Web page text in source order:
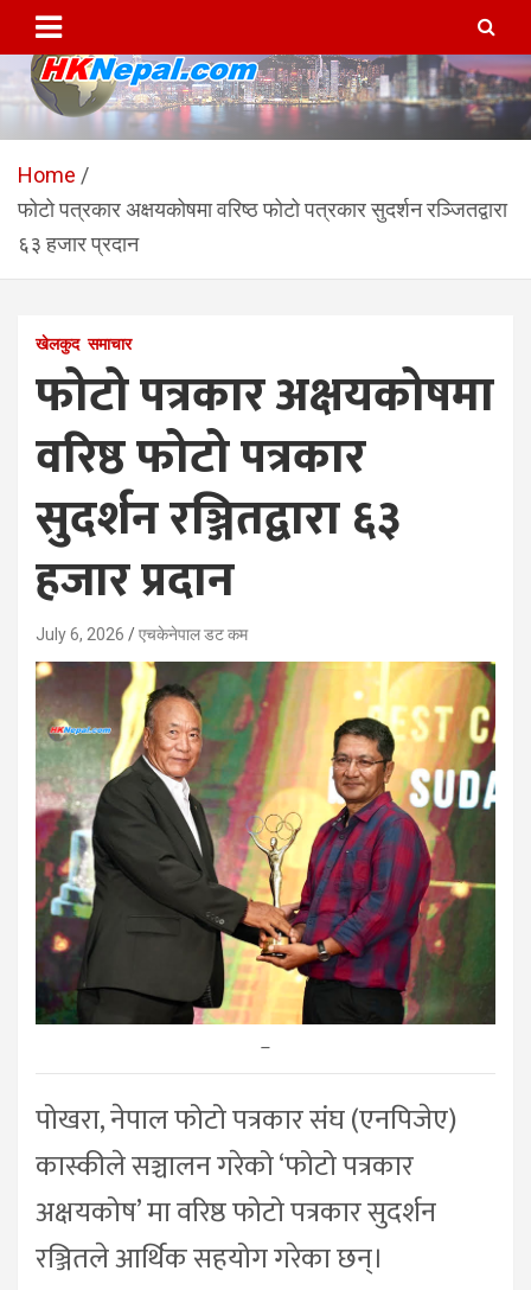
content
HKNepal.com – हङकङबाट
सञ्चालित पहिलो नेपाली अनलाईन
पत्रिका
hknepal, hknepal.com, hk nepal, hk nepal com
Home
फोटो पत्रकार अक्षयकोषमा वरिष्ठ फोटो पत्रकार सुदर्शन रञ्जितद्वारा
६३ हजार प्रदान
खेलकुद समाचार
फोटो पत्रकार अक्षयकोषमा
वरिष्ठ फोटो पत्रकार
सुदर्शन रञ्जितद्वारा ६३
हजार प्रदान
July 6, 2026 एचकेनेपाल डट कम
–
पोखरा, नेपाल फोटो पत्रकार संघ (एनपिजेए)
कास्कीले सञ्चालन गरेको ‘फोटो पत्रकार
अक्षयकोष’ मा वरिष्ठ फोटो पत्रकार सुदर्शन
रञ्जितले आर्थिक सहयोग गरेका छन्।